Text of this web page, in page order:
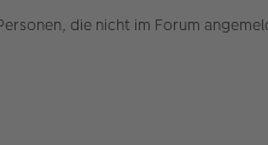
die nicht im Forum